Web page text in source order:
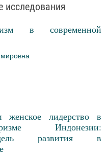
исследования
в современной
женское лидерство в
Индонезии:
развития в